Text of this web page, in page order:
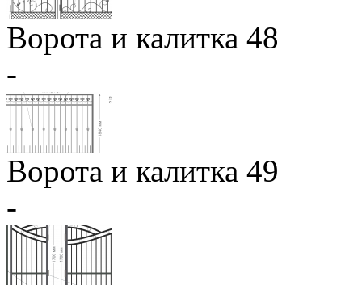
Ворота и калитка 48
-
Ворота и калитка 49
-